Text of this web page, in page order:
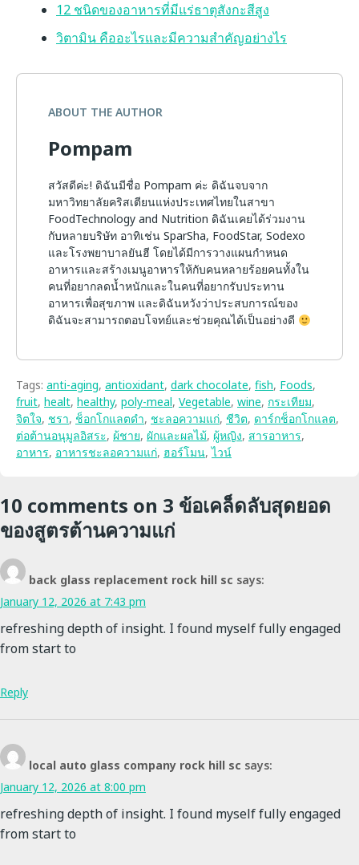
12 ชนิดของอาหารที่มีแร่ธาตุสังกะสีสูง
วิตามิน คืออะไรและมีความสำคัญอย่างไร
ABOUT THE AUTHOR
Pompam
สวัสดีค่ะ! ดิฉันมีชื่อ Pompam ค่ะ ดิฉันจบจาก
มหาวิทยาลัยคริสเตียนแห่งประเทศไทยในสาขา
FoodTechnology and Nutrition ดิฉันเคยได้ร่วมงาน
กับหลายบริษัท อาทิเช่น SparSha, FoodStar, Sodexo
และโรงพยาบาลยันฮี โดยได้มีการวางแผนกำหนด
อาหารและสร้างเมนูอาหารให้กับคนหลายร้อยคนทั้งใน
คนที่อยากลดน้ำหนักและในคนที่อยากรับประทาน
อาหารเพื่อสุขภาพ และดิฉันหวังว่าประสบการณ์ของ
ดิฉันจะสามารถตอบโจทย์และช่วยคุณได้เป็นอย่างดี
Tags: anti-aging, antioxidant, dark chocolate, fish, Foods,
fruit, healt, healthy, poly-meal, Vegetable, wine, กระเทียม,
จิตใจ, ชรา, ช็อกโกแลตดำ, ชะลอความแก่, ชีวิต, ดาร์กช็อกโกแลต,
ต่อต้านอนุมูลอิสระ, ผ้ชาย, ผักและผลไม้, ผู้หญิง, สารอาหาร,
อาหาร, อาหารชะลอความแก่, ฮอร์โมน,ไวน์
10 comments on 3 ข้อเคล็ดลับสุดยอด
ของสูตรต้านความแก่
back glass replacement rock hill sc says:
January 12, 2026 at 7:43 pm
refreshing depth of insight. I found myself fully engaged
from start to
Reply
local auto glass company rock hill sc says:
January 12, 2026 at 8:00 pm
refreshing depth of insight. I found myself fully engaged
from start to